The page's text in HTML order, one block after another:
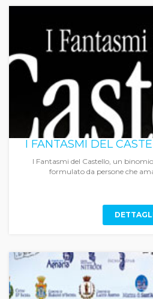
I FANTASMI DEL
I Fantasmi del Castello, un
formulato da persone che